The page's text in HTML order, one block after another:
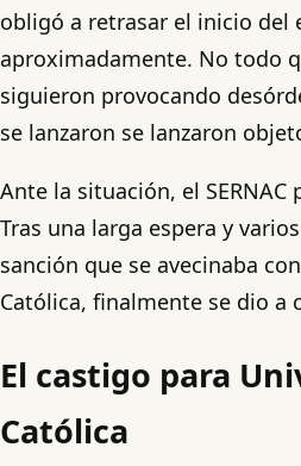
obligó a retrasar el inicio del
aproximadamente. No todo
siguieron provocando
se lanzaron se lanzaron
Ante la situación, el
Tras una larga espera y
sanción que se avecinaba
Católica, finalmente se dio a
El castigo para
Católica